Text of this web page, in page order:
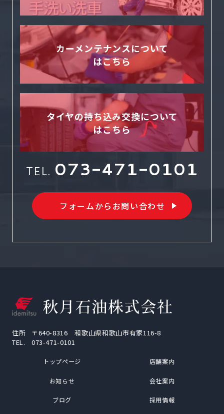
カーメンテナンスについて
はこちら
タイヤの持ち込み交換について
はこちら
TEL. 073-471-0101
フォームからお問い合わせ
住所
〒640-8316 和歌山県和歌山市有家116-8
TEL.
073-471-0101
トップページ 店舗案内
お知らせ 会社案内
ブログ 採用情報